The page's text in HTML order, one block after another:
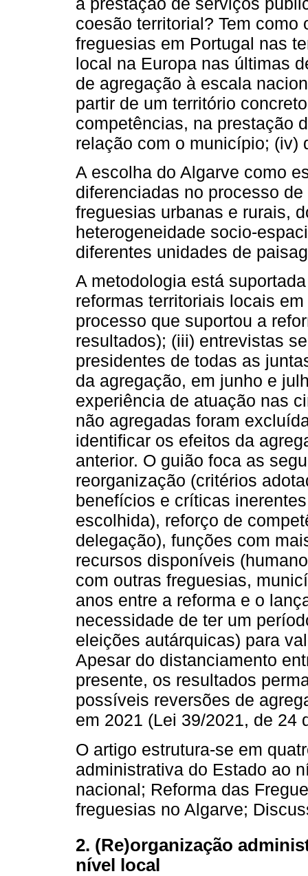
coesão territorial? Tem
freguesias em Portugal nas
local na Europa nas últimas
de agregação à escala
partir de um território
competências, na prestação
relação com o município; (iv)
A escolha do Algarve como
diferenciadas no processo
freguesias urbanas e rurais,
heterogeneidade socio-
diferentes unidades de
A metodologia está
reformas territoriais locais
processo que suportou a
resultados); (iii) entrevistas
presidentes de todas as
da agregação, em junho e
experiência de atuação nas
não agregadas foram
identificar os efeitos da
anterior. O guião foca as
reorganização (critérios
benefícios e críticas
escolhida), reforço de
delegação), funções com
recursos disponíveis
com outras freguesias,
anos entre a reforma e o
necessidade de ter um
eleições autárquicas) para
Apesar do distanciamento
presente, os resultados
possíveis reversões de
em 2021 (Lei 39/2021, de 24
O artigo estrutura-se em
administrativa do Estado ao
nacional; Reforma das
freguesias no Algarve;
2. (Re)organização
nível local